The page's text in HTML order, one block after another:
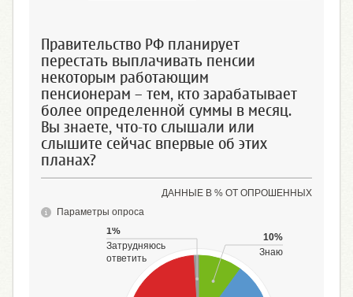
Правительство РФ планирует
перестать выплачивать пенсии
некоторым работающим
пенсионерам – тем, кто зарабатывает
более определенной суммы в месяц.
Вы знаете, что-то слышали или
слышите сейчас впервые об этих
планах?
ДАННЫЕ В % ОТ ОПРОШЕННЫХ
Параметры опроса
10%
Знаю
1%
Затрудняюсь
ответить